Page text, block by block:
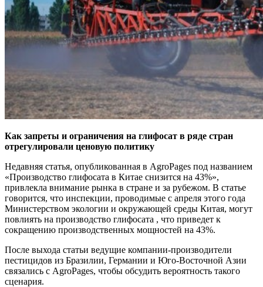
Как запреты и ограничения на глифосат в ряде стран
отрегулировали ценовую политику
Недавняя статья, опубликованная в AgroPages под названием
«Производство глифосата в Китае снизится на 43%»,
привлекла внимание рынка в стране и за рубежом. В статье
говорится, что инспекции, проводимые с апреля этого года
Министерством экологии и окружающей среды Китая, могут
повлиять на производство глифосата , что приведет к
сокращению производственных мощностей на 43%.
После выхода статьи ведущие компании-производители
пестицидов из Бразилии, Германии и Юго-Восточной Азии
связались с AgroPages, чтобы обсудить вероятность такого
сценария.